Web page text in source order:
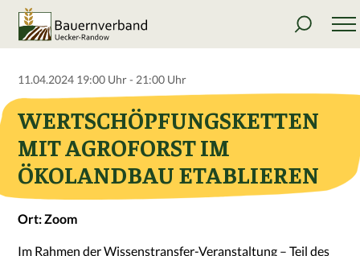
11.04.2024 19:00 Uhr - 21:00 Uhr
WERTSCHÖPFUNGSKETTEN
MIT AGROFORST IM
ÖKOLANDBAU ETABLIEREN
Ort: Zoom
Im Rahmen der Wissenstransfer-Veranstaltung – Teil des